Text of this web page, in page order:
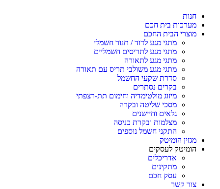
חנות
מערכות בית חכם
מוצרי הבית החכם
מתגי מגע לדוד / תנור חשמלי
מתגי מגע לתריסים חשמליים
מתגי מגע לתאורה
מתגי מגע משולבי תריס עם תאורה
סדרת שקעי החשמל
בקרים נסתרים
מיזוג מולטימדיה וחימום תת-רצפתי
מסכי שליטה ובקרה
גלאים וחיישנים
מצלמות ובקרת כניסה
התקני חשמל נוספים
מגזין הומיטק
הומיטק לעסקים
אדריכלים
מתקינים
עסק חכם
צור קשר